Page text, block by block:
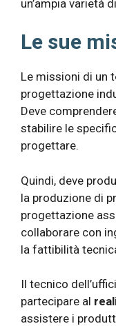
un’ampia varietà
Le sue
Le missioni di un
progettazione
Deve
stabilire le
progettare.
Quindi, deve
la produzione di
progettazione
collaborare con
la fattibilità
Il tecnico
partecipare al
assistere i